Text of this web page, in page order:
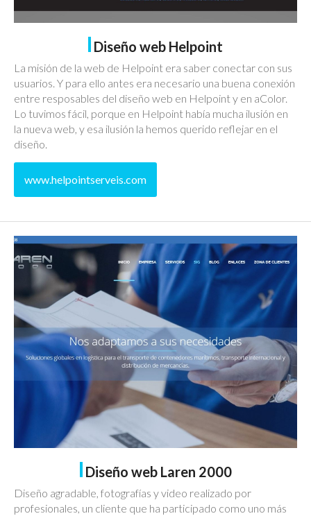
Diseño web Helpoint
La misión de la web de Helpoint era saber conectar con sus
usuarios. Y para ello antes era necesario una buena conexión
entre resposables del diseño web en Helpoint y en aColor.
Lo tuvimos fácil, porque en Helpoint había mucha ilusión en
la nueva web, y esa ilusión la hemos querido reflejar en el
diseño.
www.helpointserveis.com
Diseño web Laren 2000
Diseño agradable, fotografías y video realizado por
profesionales, un cliente que ha participado como uno más